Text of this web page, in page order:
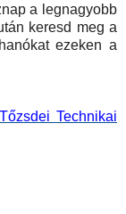
a legnagyobb
keresd meg a
ezeken a
Technikai